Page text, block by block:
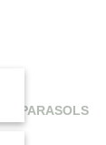
PARASOLS